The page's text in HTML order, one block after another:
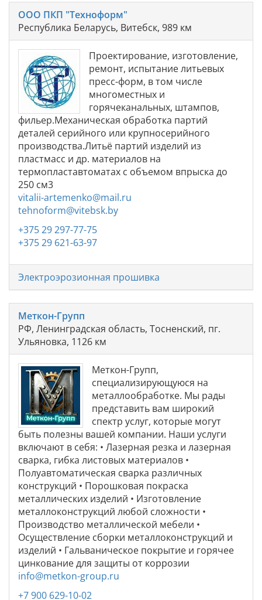
ООО ПКП "Техноформ"
Республика Беларусь, Витебск, 989 км
Проектирование, изготовление,
ремонт, испытание литьевых
пресс-форм, в том числе
многоместных и
горячеканальных, штампов,
фильер.Механическая обработка партий
деталей серийного или крупносерийного
производства.Литьё партий изделий из
пластмасс и др. материалов на
термопластавтоматах с объемом впрыска до
250 см3
vitalii-artemenko@mail.ru
tehnoform@vitebsk.by
+375 29 297-77-75
+375 29 621-63-97
Электроэрозионная прошивка
Меткон-Групп
РФ, Ленинградская область, Тосненский, пг.
Ульяновка, 1126 км
Меткон-Групп,
специализирующуюся на
металлообработке. Мы рады
представить вам широкий
спектр услуг, которые могут
быть полезны вашей компании. Наши услуги
включают в себя: • Лазерная резка и лазерная
сварка, гибка листовых материалов •
Полуавтоматическая сварка различных
конструкций • Порошковая покраска
металлических изделий • Изготовление
металлоконструкций любой сложности •
Производство металлической мебели •
Осуществление сборки металлоконструкций и
изделий • Гальваническое покрытие и горячее
цинкование для защиты от коррозии
info@metkon-group.ru
+7 900 629-10-02